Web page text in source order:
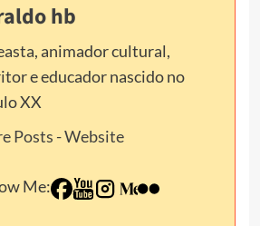
hb
animador cultural,
e educador nascido no
XX
Posts -Website
Me: